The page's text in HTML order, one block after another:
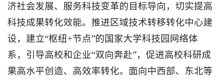
济社会发展、服务科技变革的目标导向，切实提高
科技成果转化效能。推进区域技术转移转化中心建
设，建立“枢纽+节点”的国家大学科技园网络体
系，引导高校和企业“双向奔赴”，促进高校科研成
果高水平创造、高效率转化。面向中西部、东北等